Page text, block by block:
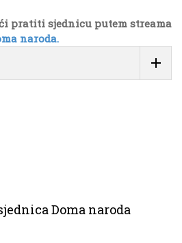
pratiti sjednicu putem streama
naroda.
Doma naroda